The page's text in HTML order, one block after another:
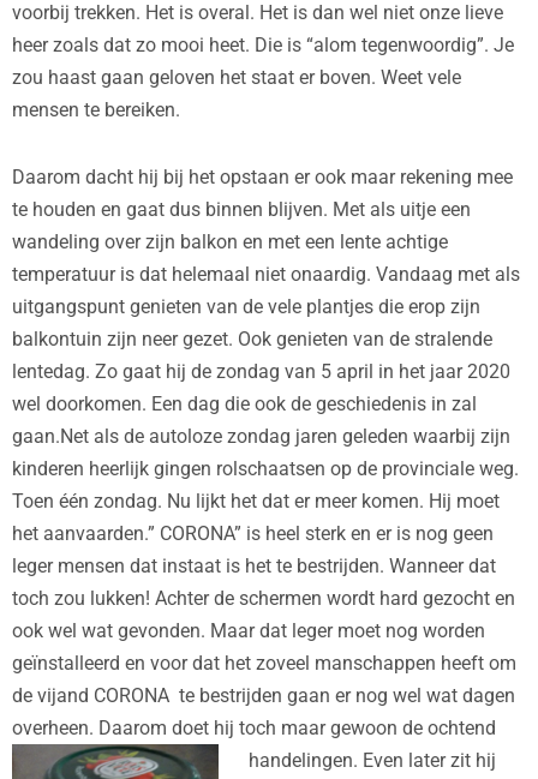
voorbij trekken. Het is overal. Het is dan wel niet onze lieve
heer zoals dat zo mooi heet. Die is “alom tegenwoordig”. Je
zou haast gaan geloven het staat er boven. Weet vele
mensen te bereiken.
Daarom dacht hij bij het opstaan er ook maar rekening mee
te houden en gaat dus binnen blijven. Met als uitje een
wandeling over zijn balkon en met een lente achtige
temperatuur is dat helemaal niet onaardig. Vandaag met als
uitgangspunt genieten van de vele plantjes die erop zijn
balkontuin zijn neer gezet. Ook genieten van de stralende
lentedag. Zo gaat hij de zondag van 5 april in het jaar 2020
wel doorkomen. Een dag die ook de geschiedenis in zal
gaan.Net als de autoloze zondag jaren geleden waarbij zijn
kinderen heerlijk gingen rolschaatsen op de provinciale weg.
Toen één zondag. Nu lijkt het dat er meer komen. Hij moet
het aanvaarden.” CORONA” is heel sterk en er is nog geen
leger mensen dat instaat is het te bestrijden. Wanneer dat
toch zou lukken! Achter de schermen wordt hard gezocht en
ook wel wat gevonden. Maar dat leger moet nog worden
geïnstalleerd en voor dat het zoveel manschappen heeft om
de vijand CORONA te bestrijden gaan er nog wel wat dagen
overheen. Daarom doet hij toch maar gewoon de ochtend
handelingen. Even later zit hij